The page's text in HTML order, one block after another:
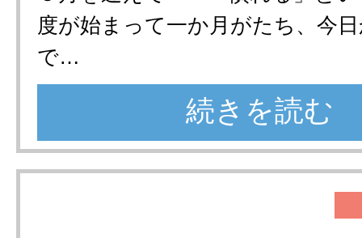
度が始まって一か月がたち、今
で…
続きを読む